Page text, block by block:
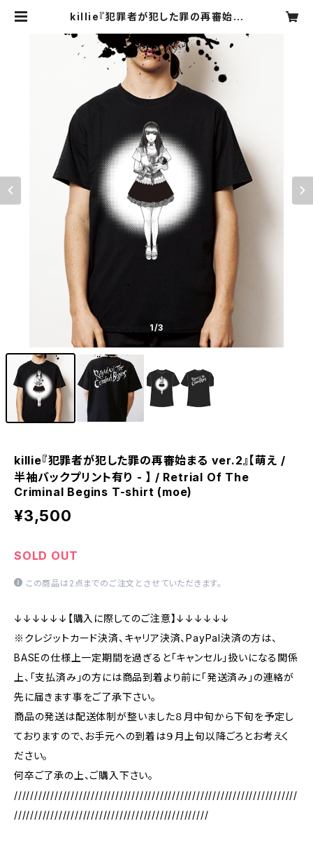
killie『犯罪者が犯した罪の再審始ま
有り - 】 / Retrial Of The Crimin
al Begins T-shirt (moe) | killi
e official webshop
1/3
killie『犯罪者が犯した罪の再審始まる ver.2』【萌え /
半袖バックプリント有り - 】 / Retrial Of The
Criminal Begins T-shirt (moe)
¥3,500
SOLD OUT
この商品は2点までのご注文とさせていただきます。
↓↓↓↓↓↓【購入に際してのご注意】↓↓↓↓↓↓
※クレジットカード決済、キャリア決済、PayPal決済の方は、
BASEの仕様上一定期間を過ぎると「キャンセル」扱いになる関係
上、「支払済み」の方には商品到着より前に「発送済み」の連絡が
先に届きます事をご了承下さい。
商品の発送は配送体制が整いました８月中旬から下旬を予定し
ておりますので、お手元への到着は９月上旬以降ごろとお考えく
ださい。
何卒ご了承の上、ご購入下さい。
//////////////////////////////////////////////////////////////////////
////////////////////////////////////////////////